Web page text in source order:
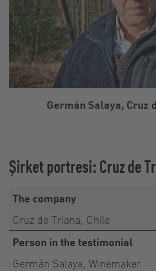
Germán Salaya, Cruz
Şirket portresi: Cruz de
The company
Cruz de Triana, Chile
Person in the testimonial
Germán Salaya, Winemaker